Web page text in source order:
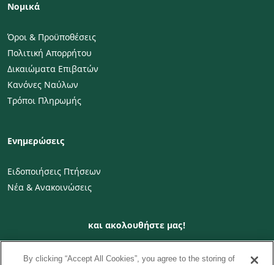
Νομικά
Όροι & Προϋποθέσεις
Πολιτική Απορρήτου
Δικαιώματα Επιβατών
Κανόνες Ναύλων
Τρόποι Πληρωμής
Ενημερώσεις
Ειδοποιήσεις Πτήσεων
Νέα & Ανακοινώσεις
και ακολουθήστε μας!
By clicking “Accept All Cookies”, you agree to the storing of